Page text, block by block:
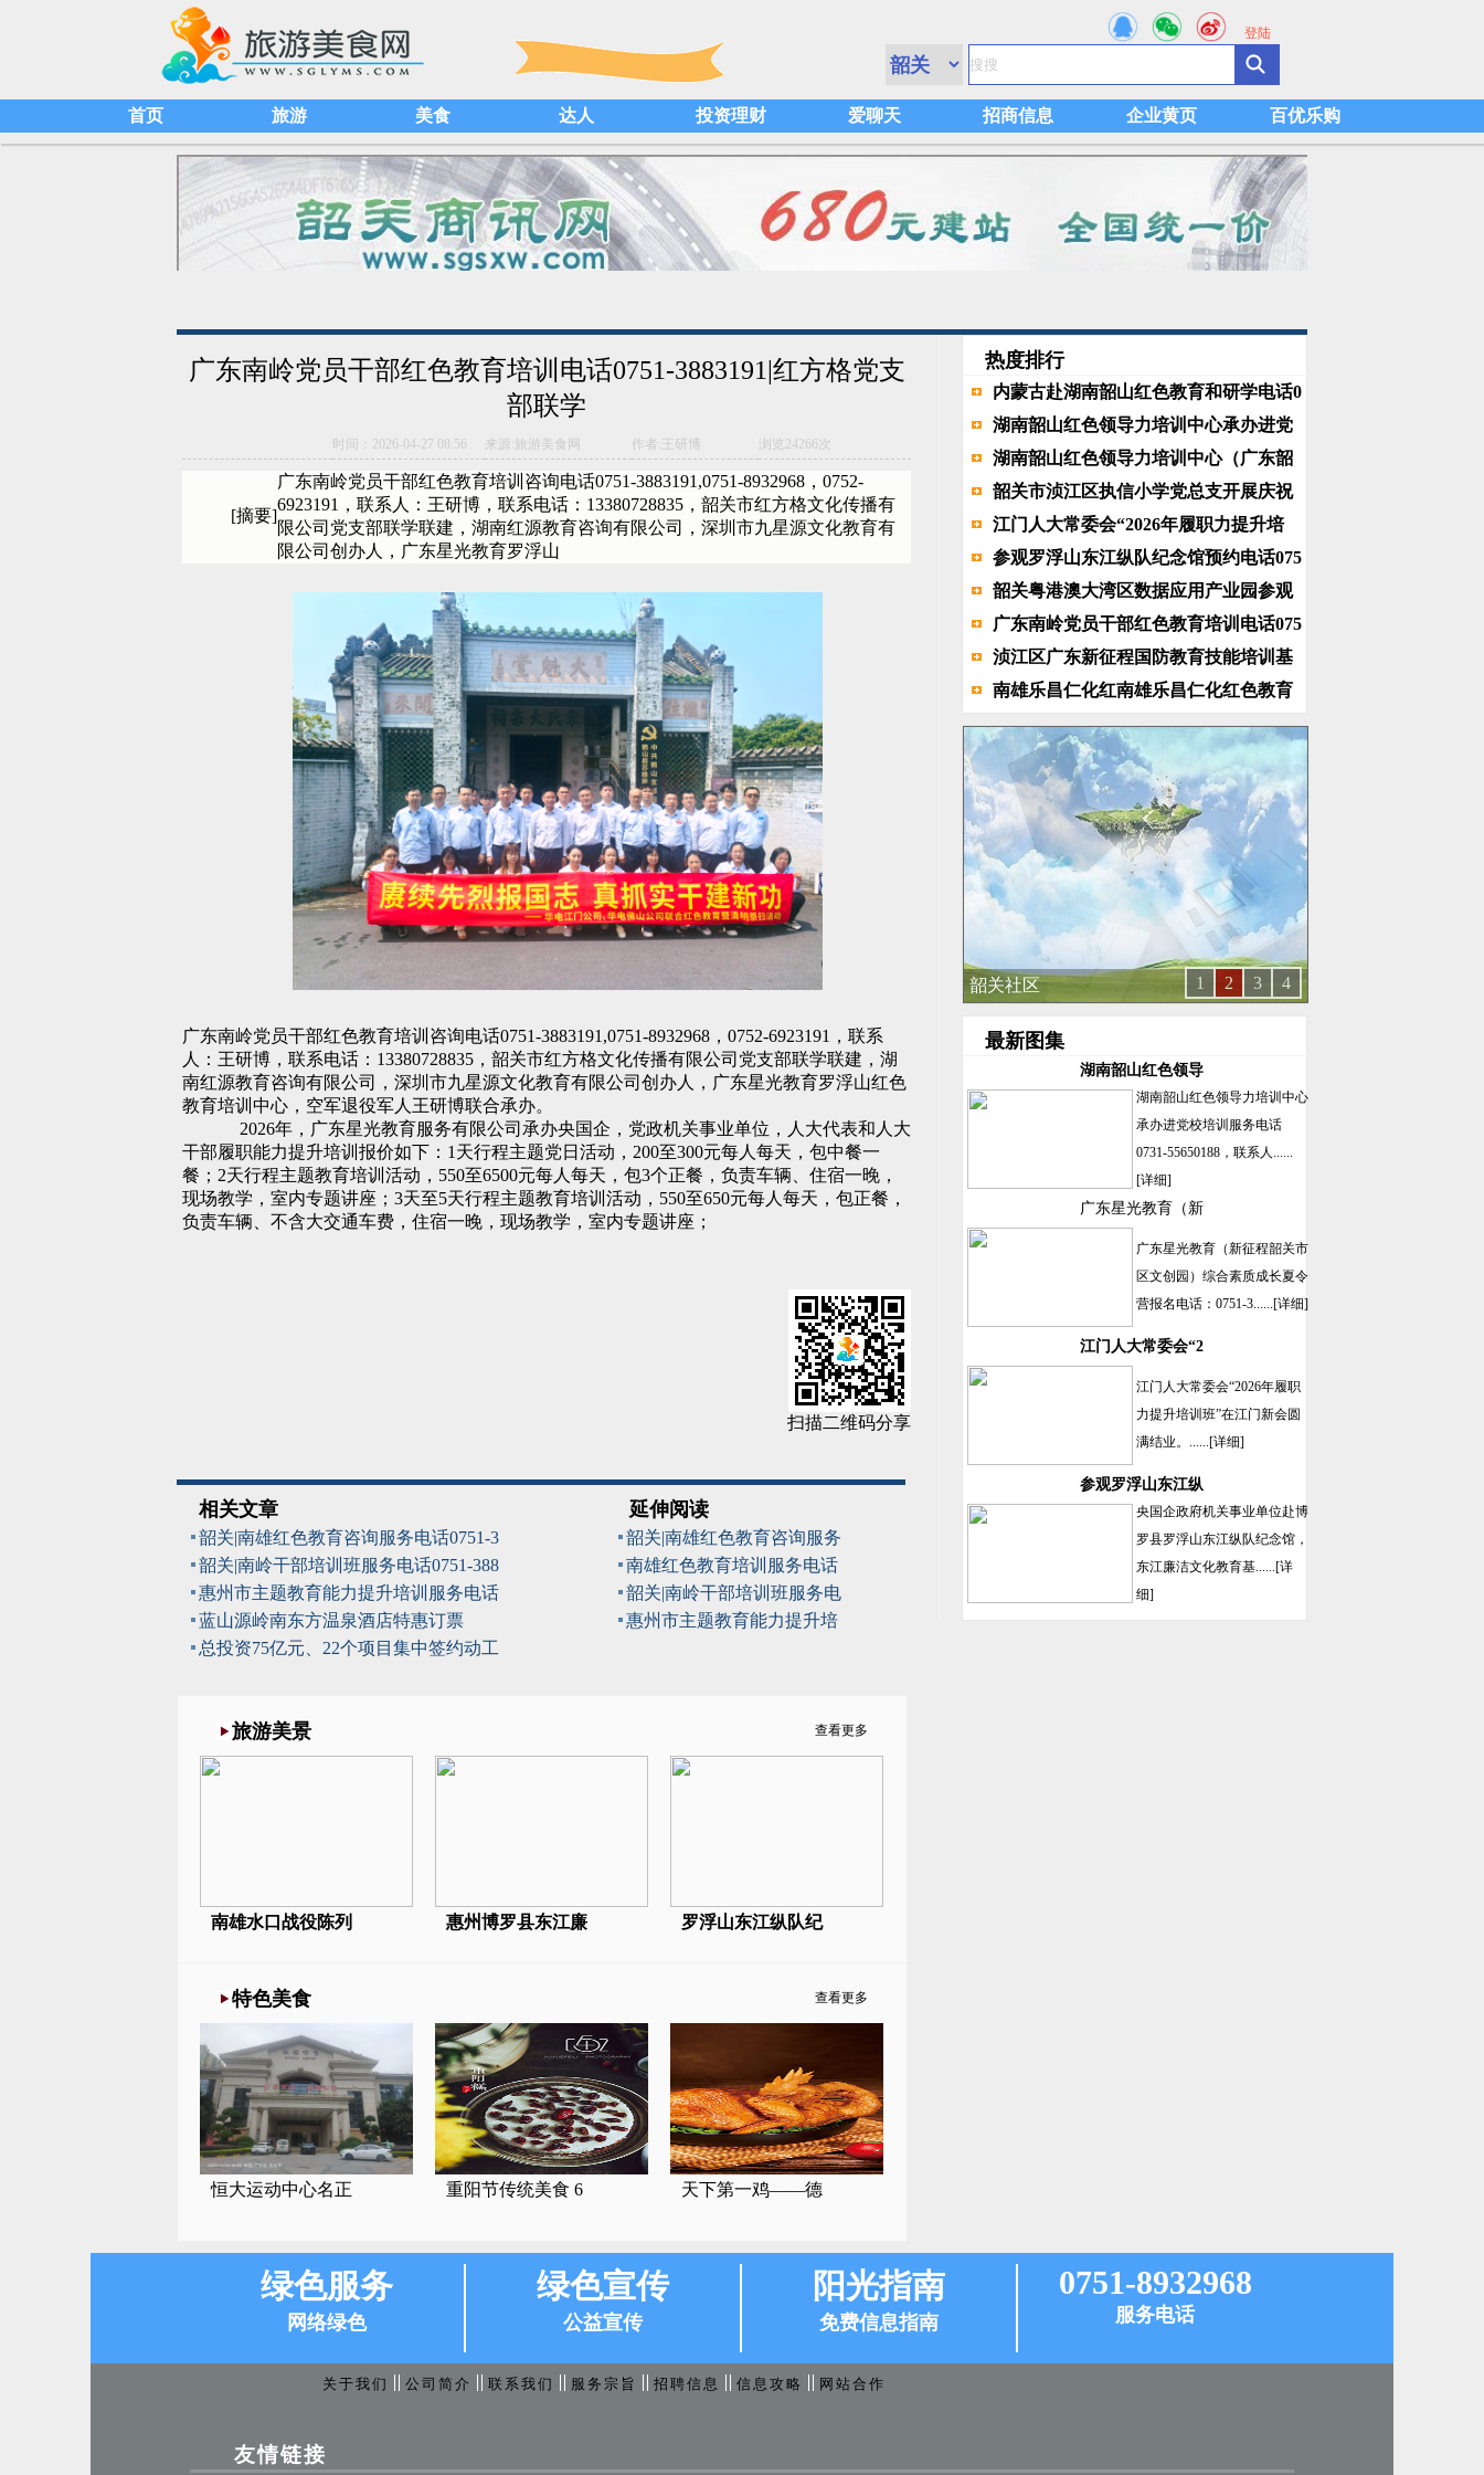
登陆
首页 旅游 美食 达人 投资理财 爱聊天 招商信息 企业黄页 百优乐购
广东南岭党员干部红色教育培训电话0751-3883191|红方格党支
部联学
时间：2026-04-27 08:56 来源:旅游美食网 作者:王研博 浏览 24266次
[摘要]
广东南岭党员干部红色教育培训咨询电话0751-3883191,0751-8932968，0752-
6923191，联系人：王研博，联系电话：13380728835，韶关市红方格文化传播有
限公司党支部联学联建，湖南红源教育咨询有限公司，深圳市九星源文化教育有
限公司创办人，广东星光教育罗浮山
广东南岭党员干部红色教育培训咨询电话0751-3883191,0751-8932968，0752-6923191，联系
人：王研博，联系电话：13380728835，韶关市红方格文化传播有限公司党支部联学联建，湖
南红源教育咨询有限公司，深圳市九星源文化教育有限公司创办人，广东星光教育罗浮山红色
教育培训中心，空军退役军人王研博联合承办。
2026年，广东星光教育服务有限公司承办央国企，党政机关事业单位，人大代表和人大
干部履职能力提升培训报价如下：1天行程主题党日活动，200至300元每人每天，包中餐一
餐；2天行程主题教育培训活动，550至6500元每人每天，包3个正餐，负责车辆、住宿一晚，
现场教学，室内专题讲座；3天至5天行程主题教育培训活动，550至650元每人每天，包正餐，
负责车辆、不含大交通车费，住宿一晚，现场教学，室内专题讲座；
扫描二维码分享
相关文章
韶关|南雄红色教育咨询服务电话0751-3
韶关|南岭干部培训班服务电话0751-388
惠州市主题教育能力提升培训服务电话
蓝山源岭南东方温泉酒店特惠订票
总投资75亿元、22个项目集中签约动工
延伸阅读
韶关|南雄红色教育咨询服务
南雄红色教育培训服务电话
韶关|南岭干部培训班服务电
惠州市主题教育能力提升培
旅游美景 查看更多
南雄水口战役陈列 惠州博罗县东江廉 罗浮山东江纵队纪
特色美食 查看更多
恒大运动中心名正 重阳节传统美食 6 天下第一鸡——德
热度排行
内蒙古赴湖南韶山红色教育和研学电话0
湖南韶山红色领导力培训中心承办进党
湖南韶山红色领导力培训中心（广东韶
韶关市浈江区执信小学党总支开展庆祝
江门人大常委会“2026年履职力提升培
参观罗浮山东江纵队纪念馆预约电话075
韶关粤港澳大湾区数据应用产业园参观
广东南岭党员干部红色教育培训电话075
浈江区广东新征程国防教育技能培训基
南雄乐昌仁化红南雄乐昌仁化红色教育
韶关社区 1 2 3 4
最新图集
湖南韶山红色领导
湖南韶山红色领导力培训中心
承办进党校培训服务电话
0731-55650188，联系人......
[详细]
广东星光教育（新
广东星光教育（新征程韶关市
区文创园）综合素质成长夏令
营报名电话：0751-3......[详细]
江门人大常委会“2
江门人大常委会“2026年履职
力提升培训班”在江门新会圆
满结业。......[详细]
参观罗浮山东江纵
央国企政府机关事业单位赴博
罗县罗浮山东江纵队纪念馆，
东江廉洁文化教育基......[详
细]
绿色服务
网络绿色
绿色宣传
公益宣传
阳光指南
免费信息指南
0751-8932968
服务电话
关于我们 公司简介 联系我们 服务宗旨 招聘信息 信息攻略 网站合作
友情链接